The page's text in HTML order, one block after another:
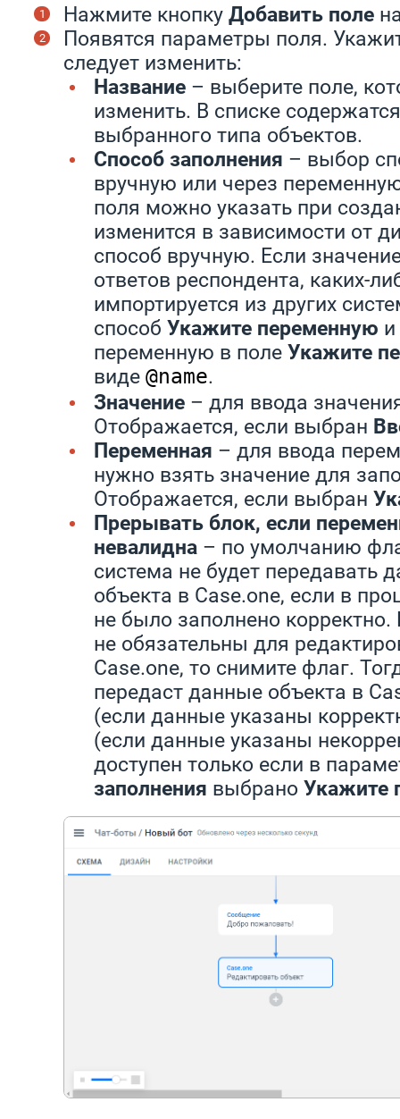
Нажмите кнопку Добавить поле
Появятся параметры поля.
следует изменить:
Название – выберите поле,
изменить. В списке
выбранного типа объектов.
Способ заполнения – выбор
вручную или через
поля можно указать при
изменится в зависимости от
способ вручную. Если
ответов респондента, каких-
импортируется из других
способ Укажите переменную
переменную в поле Укажите
виде @name.
Значение – для ввода
Отображается, если выбран
Переменная – для ввода
нужно взять значение для
Отображается, если выбран
Прерывать блок, если
невалидна – по умолчанию
система не будет передавать
объекта в Case.one, если в
не было заполнено
не обязательны для
Case.one, то снимите флаг.
передаст данные объекта в
(если данные указаны
(если данные указаны
доступен только если в
заполнения выбрано Укажите